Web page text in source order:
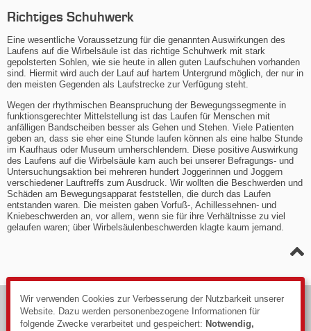
Richtiges Schuhwerk
Eine wesentliche Voraussetzung für die genannten Auswirkungen des
Laufens auf die Wirbelsäule ist das richtige Schuhwerk mit stark
gepolsterten Sohlen, wie sie heute in allen guten Laufschuhen vorhanden
sind. Hiermit wird auch der Lauf auf hartem Untergrund möglich, der nur in
den meisten Gegenden als Laufstrecke zur Verfügung steht.
Wegen der rhythmischen Beanspruchung der Bewegungssegmente in
funktionsgerechter Mittelstellung ist das Laufen für Menschen mit
anfälligen Bandscheiben besser als Gehen und Stehen. Viele Patienten
geben an, dass sie eher eine Stunde laufen können als eine halbe Stunde
im Kaufhaus oder Museum umherschlendern. Diese positive Auswirkung
des Laufens auf die Wirbelsäule kam auch bei unserer Befragungs- und
Untersuchungsaktion bei mehreren hundert Joggerinnen und Joggern
verschiedener Lauftreffs zum Ausdruck. Wir wollten die Beschwerden und
Schäden am Bewegungsapparat feststellen, die durch das Laufen
entstanden waren. Die meisten gaben Vorfuß-, Achillessehnen- und
Kniebeschwerden an, vor allem, wenn sie für ihre Verhältnisse zu viel
gelaufen waren; über Wirbelsäulenbeschwerden klagte kaum jemand.
© 2026
Impressum
Datenschutzerklärung
Wir verwenden Cookies zur Verbesserung der Nutzbarkeit unserer
Website. Dazu werden personenbezogene Informationen für
folgende Zwecke verarbeitet und gespeichert: Notwendig,